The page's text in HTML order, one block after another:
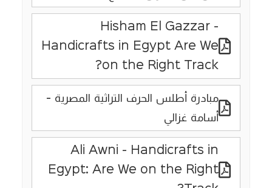
Hisham El Gazzar -
Handicrafts in Egypt Are We
on the Right Track?
مبادرة أطلس الحرف التراثية المصرية -
أسامة غزالي
Ali Awni - Handicrafts in
Egypt: Are We on the Right